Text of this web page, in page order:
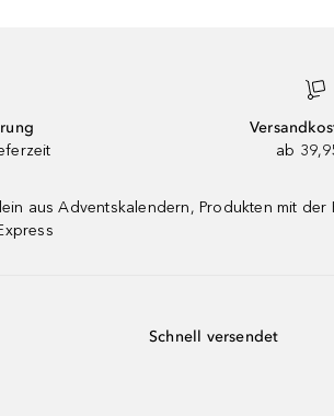
ab
aus Adventskalendern, Produkten mit
Schnell versendet